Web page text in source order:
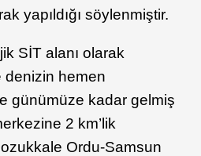
yapıldığı söylenmiştir.
SİT alanı olarak
denizin hemen
günümüze kadar gelmiş
2 km’lik
Ordu-Samsun